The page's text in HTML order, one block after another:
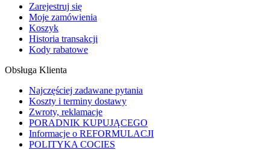
Zarejestruj się
Moje zamówienia
Koszyk
Historia transakcji
Kody rabatowe
Obsługa Klienta
Najczęściej zadawane pytania
Koszty i terminy dostawy
Zwroty, reklamacje
PORADNIK KUPUJĄCEGO
Informacje o REFORMULACJI
POLITYKA COCIES